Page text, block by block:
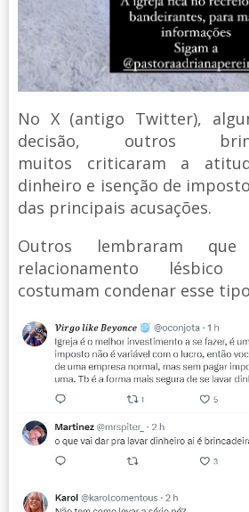
No X (antigo Twitter),
decisão, outros
muitos criticaram a
dinheiro e isenção de
das principais acusações.
Outros lembraram
relacionamento lésbico
costumam condenar esse